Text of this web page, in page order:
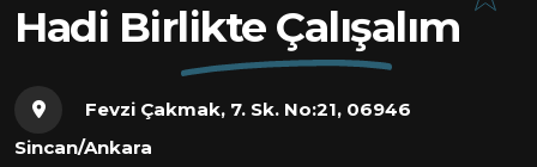
Hadi Birlikte Çalışalım
Fevzi Çakmak, 7. Sk. No:21, 06946
Sincan/Ankara